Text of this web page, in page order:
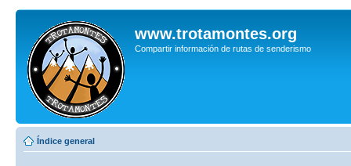
www.trotamontes.org
Compartir información de rutas de senderismo
Índice general